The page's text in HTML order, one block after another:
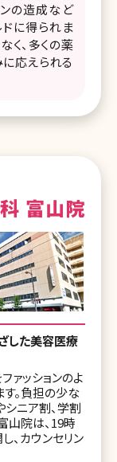
の造成など
に得られま
く、多くの薬
応えられる
富山院
した美容医療
ァッションのよ
。負担の少な
ニア割、学割
山院は、19時
、カウンセリン